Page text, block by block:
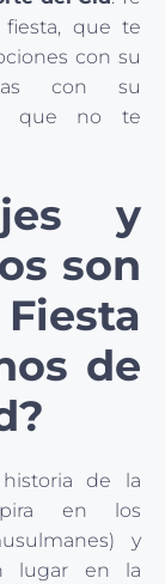
que te
con su
con su
que no te
y
son
de
de la
en los
y
lugar en la